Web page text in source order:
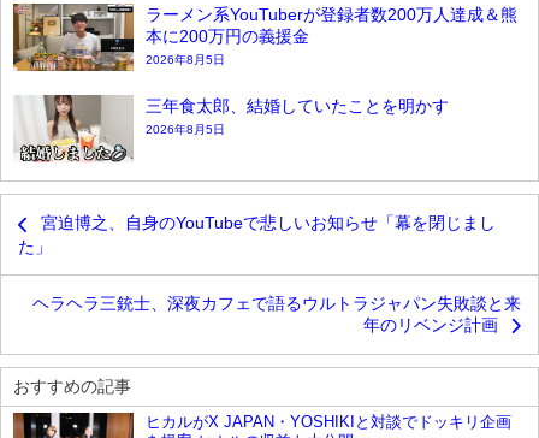
ラーメン系YouTuberが登録者数200万人達成＆熊
本に200万円の義援金
2026年8月5日
三年食太郎、結婚していたことを明かす
2026年8月5日
宮迫博之、自身のYouTubeで悲しいお知らせ「幕を閉じまし
た」
ヘラヘラ三銃士、深夜カフェで語るウルトラジャパン失敗談と来
年のリベンジ計画
おすすめの記事
ヒカルがX JAPAN・YOSHIKIと対談でドッキリ企画